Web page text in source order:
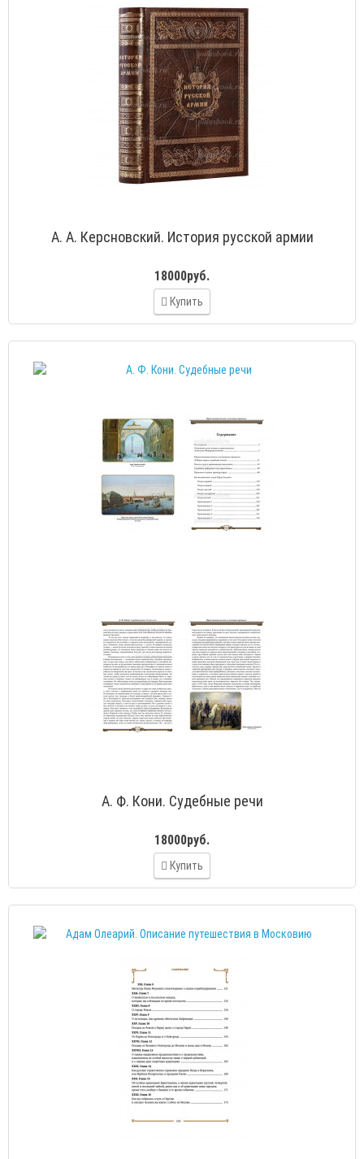
А. А. Керсновский. История русской армии
18000руб.
Купить
А. Ф. Кони. Судебные речи
18000руб.
Купить